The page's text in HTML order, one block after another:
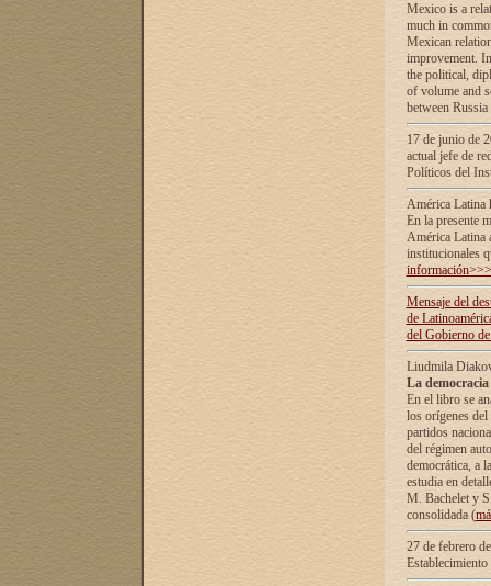
Mexico is a
much in
Mexican
improvement.
the political,
of volume and
between
17 de junio de
actual jefe de
Políticos del
América Latina
En la presente
América Latina
institucionales
información>>>
Mensaje del
de
del Gobierno
Liudmila
La
En el libro se
los orígenes
partidos
del régimen
democrática, а
estudia en
М. Bachelet у
consolidada (
27 de febrero